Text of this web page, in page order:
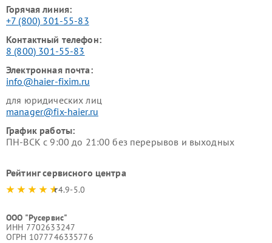
Горячая линия:
+7 (800) 301-55-83
Контактный телефон:
8 (800) 301-55-83
Электронная почта:
info@haier-fixim.ru
для юридических лиц
manager@fix-haier.ru
График работы:
ПН-ВСК с 9:00 до 21:00 без перерывов и выходных
Рейтинг сервисного центра
4.9-5.0
ООО "Русервис"
ИНН 7702633247
ОГРН 1077746335776